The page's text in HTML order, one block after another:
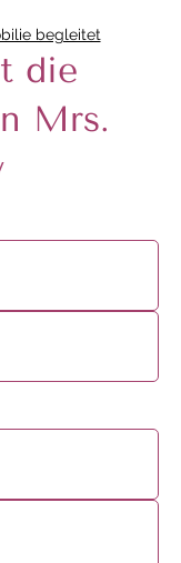
begleitet
die
Mrs.